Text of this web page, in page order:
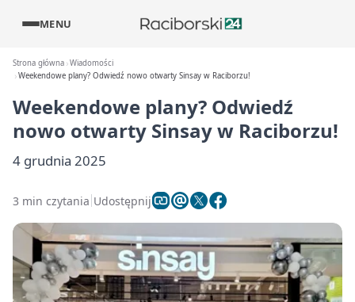
MENU
Strona główna Wiadomości
Weekendowe plany? Odwiedź nowo otwarty Sinsay w Raciborzu!
Weekendowe plany? Odwiedź
nowo otwarty Sinsay w Raciborzu!
4 grudnia 2025
3 min czytania Udostępnij